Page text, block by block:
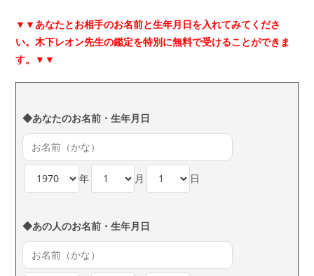
▼▼ あなたとお相手のお名前と生年月日を入れてみてくださ
い。木下レオン先生の鑑定を特別に無料で受けることができま
す。▼▼
◆あなたのお名前・生年月日
年 月 日
◆あの人のお名前・生年月日